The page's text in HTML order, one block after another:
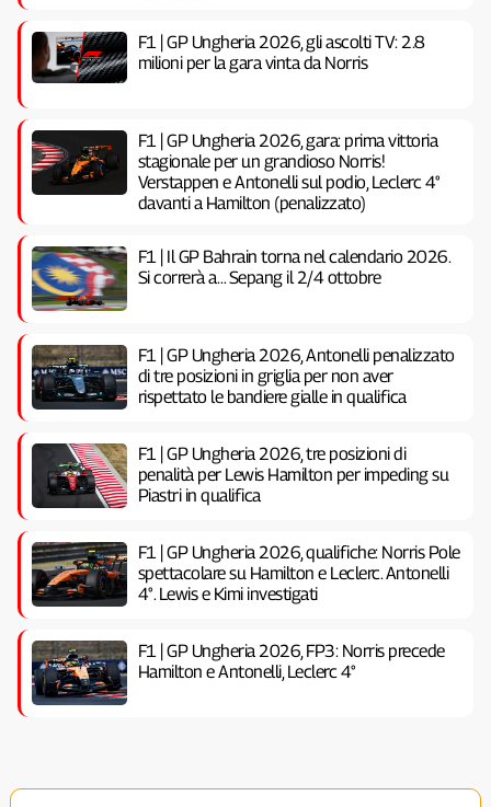
F1 | GP Ungheria 2026, gli ascolti TV: 2.8
milioni per la gara vinta da Norris
F1 | GP Ungheria 2026, gara: prima vittoria
stagionale per un grandioso Norris!
Verstappen e Antonelli sul podio, Leclerc 4°
davanti a Hamilton (penalizzato)
F1 | Il GP Bahrain torna nel calendario 2026.
Si correrà a… Sepang il 2/4 ottobre
F1 | GP Ungheria 2026, Antonelli penalizzato
di tre posizioni in griglia per non aver
rispettato le bandiere gialle in qualifica
F1 | GP Ungheria 2026, tre posizioni di
penalità per Lewis Hamilton per impeding su
Piastri in qualifica
F1 | GP Ungheria 2026, qualifiche: Norris Pole
spettacolare su Hamilton e Leclerc. Antonelli
4°. Lewis e Kimi investigati
F1 | GP Ungheria 2026, FP3: Norris precede
Hamilton e Antonelli, Leclerc 4°